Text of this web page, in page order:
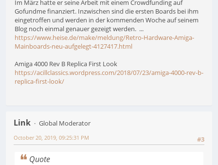
Im März hatte er seine Arbeit mit einem Crowdfunding auf
Gofundme finanziert. Inzwischen sind die ersten Boards bei ihm
eingetroffen und werden in der kommenden Woche auf seinem
Blog noch einmal genauer gezeigt werden. ...
https://www.heise.de/make/meldung/Retro-Hardware-Amiga-
Mainboards-neu-aufgelegt-4127417.html
Amiga 4000 Rev B Replica First Look
https://acillclassics.wordpress.com/2018/07/23/amiga-4000-rev-b-
replica-first-look/
Link
Global Moderator
#3
October 20, 2019, 09:25:31 PM
Quote